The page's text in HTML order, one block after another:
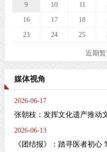
9 10 11
16 17 18
23 24 25
近期暂
媒体视角
2026-06-17
张朝枝：发挥文化遗产推动
2026-06-13
《团结报》：踏寻医者初心